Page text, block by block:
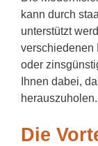
kann durch
unterstützt
verschiedenen
oder
Ihnen dabei,
herauszuholen.
Die